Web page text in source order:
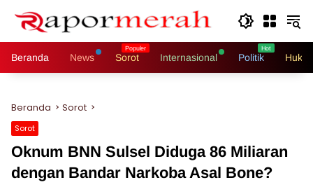
Beranda News Sorot Internasional Politik
Beranda Sorot
Sorot
Oknum BNN Sulsel Diduga 86 Miliaran
dengan Bandar Narkoba Asal Bone?